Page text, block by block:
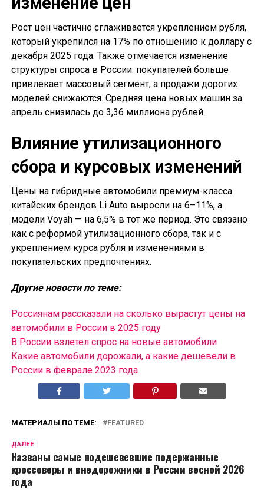
Рост цен частично сглаживается укреплением рубля,
который укрепился на 17% по отношению к доллару с
декабря 2025 года. Также отмечается изменение
структуры спроса в России: покупателей больше
привлекает массовый сегмент, а продажи дорогих
моделей снижаются. Средняя цена новых машин за
апрель снизилась до 3,36 миллиона рублей.
Влияние утилизационного
сбора и курсовых изменений
Цены на гибридные автомобили премиум-класса
китайских брендов Li Auto выросли на 6–11%, а
модели Voyah — на 6,5% в тот же период. Это связано
как с реформой утилизационного сбора, так и с
укреплением курса рубля и изменениями в
покупательских предпочтениях.
Другие новости по теме:
Россиянам рассказали на сколько вырастут цены на
автомобили в России в 2025 году
В России взлетел спрос на новые автомобили
Какие автомобили дорожали, а какие дешевели в
России в феврале 2023 года
МАТЕРИАЛЫ ПО ТЕМЕ: FEATURED
ДАЛЕЕ
Названы самые подешевевшие подержанные
кроссоверы и внедорожники в России весной 2026
года